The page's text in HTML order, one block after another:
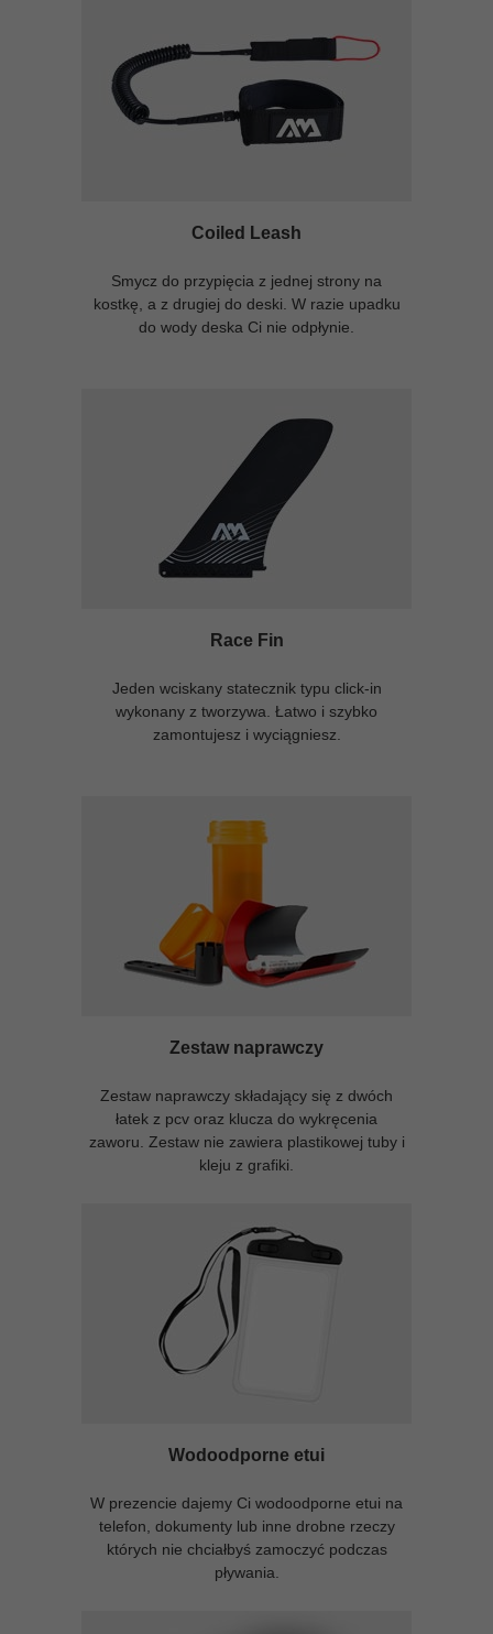
Coiled Leash
Smycz do przypięcia z jednej strony na
kostkę, a z drugiej do deski. W razie upadku
do wody deska Ci nie odpłynie.
Race Fin
Jeden wciskany statecznik typu click-in
wykonany z tworzywa. Łatwo i szybko
zamontujesz i wyciągniesz.
Zestaw naprawczy
Zestaw naprawczy składający się z dwóch
łatek z pcv oraz klucza do wykręcenia
zaworu. Zestaw nie zawiera plastikowej tuby i
kleju z grafiki.
Wodoodporne etui
W prezencie dajemy Ci wodoodporne etui na
telefon, dokumenty lub inne drobne rzeczy
których nie chciałbyś zamoczyć podczas
pływania.